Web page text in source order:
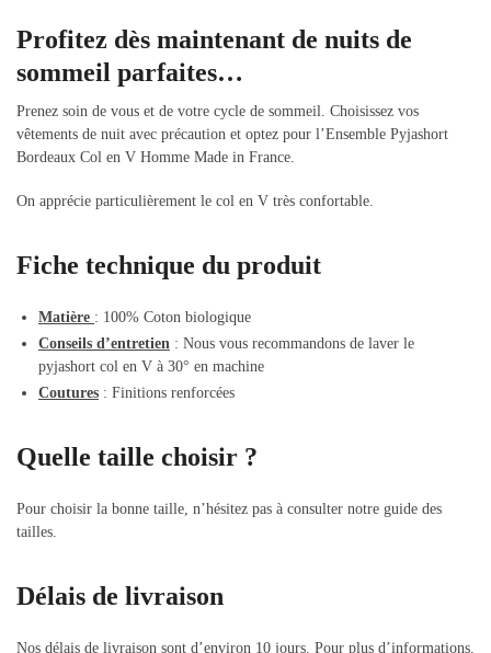
Profitez dès maintenant de nuits de
sommeil parfaites…
Prenez soin de vous et de votre cycle de sommeil. Choisissez vos
vêtements de nuit avec précaution et optez pour l’Ensemble Pyjashort
Bordeaux Col en V Homme Made in France.
On apprécie particulièrement le col en V très confortable.
Fiche technique du produit
Matière : 100% Coton biologique
Conseils d’entretien : Nous vous recommandons de laver le
pyjashort col en V à 30° en machine
Coutures : Finitions renforcées
Quelle taille choisir ?
Pour choisir la bonne taille, n’hésitez pas à consulter notre guide des
tailles.
Délais de livraison
Nos délais de livraison sont d’environ 10 jours. Pour plus d’informations,